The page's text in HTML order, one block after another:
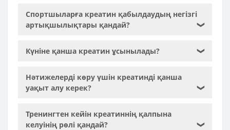
Спортшыларға креатин қабылдаудың негізгі
артықшылықтары қандай?
❯
Күніне қанша креатин ұсынылады? ❯
Нәтижелерді көру үшін креатинді қанша
уақыт алу керек?
❯
Тренингтен кейін креатиннің қалпына
келуінің рөлі қандай?
❯